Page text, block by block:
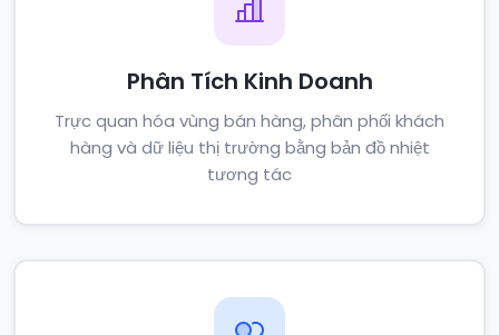
Phân Tích Kinh Doanh
Trực quan hóa vùng bán hàng, phân phối khách
hàng và dữ liệu thị trường bằng bản đồ nhiệt
tương tác